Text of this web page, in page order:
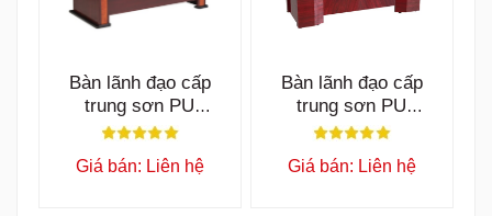
Bàn lãnh đạo cấp
trung sơn PU
ET1600N
Giá bán: Liên hệ
Bàn lãnh đạo cấp
trung sơn PU
ET1600H
Giá bán: Liên hệ